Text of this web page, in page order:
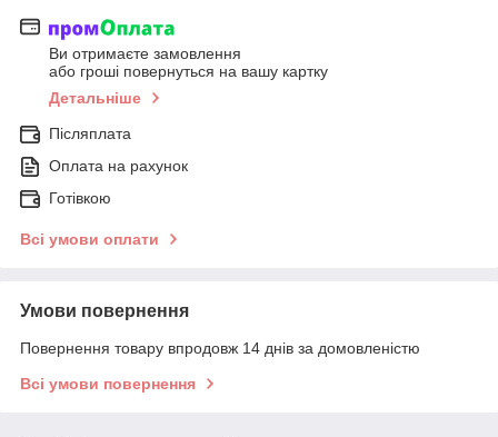
Ви отримаєте замовлення
або гроші повернуться на вашу картку
Детальніше
Післяплата
Оплата на рахунок
Готівкою
Всі умови оплати
Умови повернення
Повернення товару впродовж 14 днів за домовленістю
Всі умови повернення